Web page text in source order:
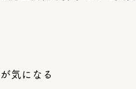
気になる